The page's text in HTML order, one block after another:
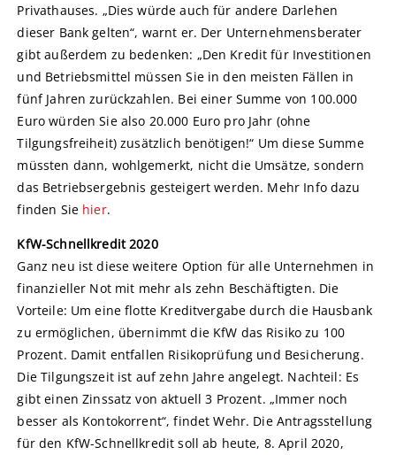
Privathauses. „Dies würde auch für andere Darlehen
dieser Bank gelten“, warnt er. Der Unternehmensberater
gibt außerdem zu bedenken: „Den Kredit für Investitionen
und Betriebsmittel müssen Sie in den meisten Fällen in
fünf Jahren zurückzahlen. Bei einer Summe von 100.000
Euro würden Sie also 20.000 Euro pro Jahr (ohne
Tilgungsfreiheit) zusätzlich benötigen!“ Um diese Summe
müssten dann, wohlgemerkt, nicht die Umsätze, sondern
das Betriebsergebnis gesteigert werden. Mehr Info dazu
finden Sie hier.
KfW-Schnellkredit 2020
Ganz neu ist diese weitere Option für alle Unternehmen in
finanzieller Not mit mehr als zehn Beschäftigten. Die
Vorteile: Um eine flotte Kreditvergabe durch die Hausbank
zu ermöglichen, übernimmt die KfW das Risiko zu 100
Prozent. Damit entfallen Risikoprüfung und Besicherung.
Die Tilgungszeit ist auf zehn Jahre angelegt. Nachteil: Es
gibt einen Zinssatz von aktuell 3 Prozent. „Immer noch
besser als Kontokorrent“, findet Wehr. Die Antragsstellung
für den KfW-Schnellkredit soll ab heute, 8. April 2020,